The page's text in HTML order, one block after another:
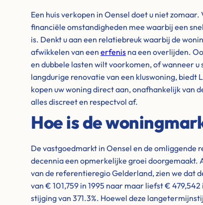
Een huis verkopen in Oensel doet u niet
financiële omstandigheden mee waarbij een
is. Denkt u aan een relatiebreuk waarbij de
afwikkelen van een erfenis na een overlijden.
en dubbele lasten wilt voorkomen, of wanneer
langdurige renovatie van een kluswoning, biedt
kopen uw woning direct aan, onafhankelijk van
alles discreet en respectvol af.
Hoe is de
De vastgoedmarkt in Oensel en de omliggende
decennia een opmerkelijke groei doorgemaakt.
van de referentieregio Gelderland, zien we dat
van € 101,759 in 1995 naar maar liefst €
stijging van 371.3%. Hoewel deze